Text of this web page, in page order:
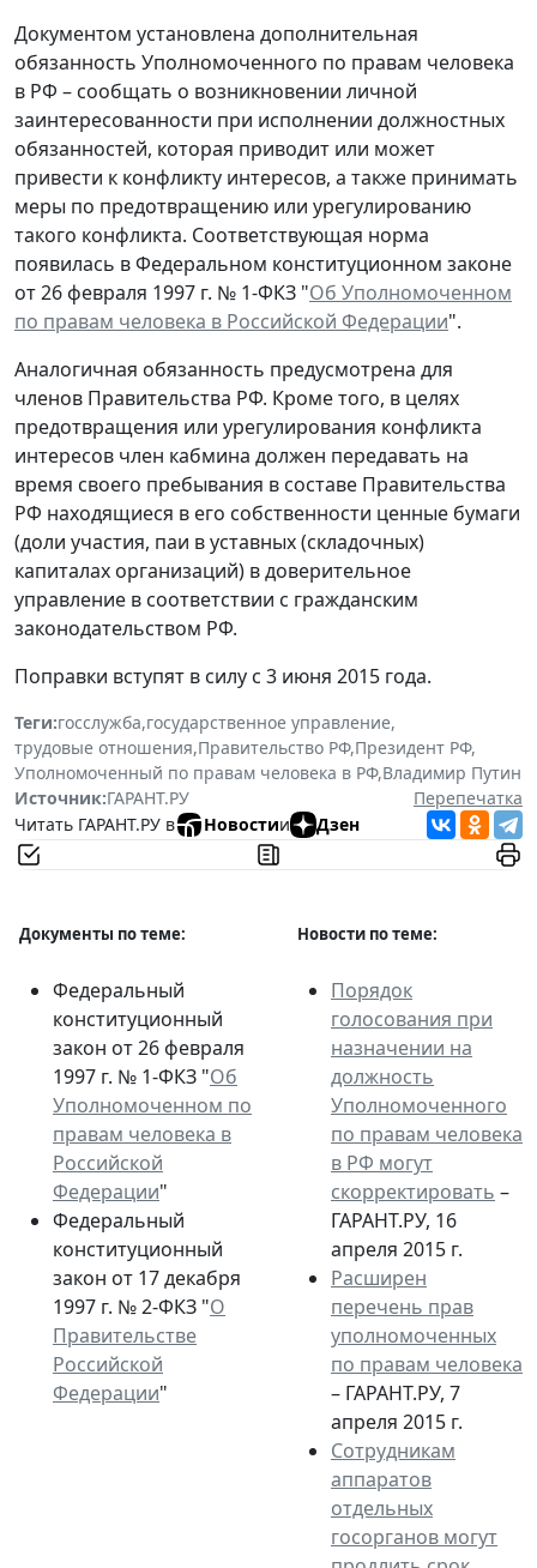
Документом установлена дополнительная
обязанность Уполномоченного по правам человека
в РФ – сообщать о возникновении личной
заинтересованности при исполнении должностных
обязанностей, которая приводит или может
привести к конфликту интересов, а также принимать
меры по предотвращению или урегулированию
такого конфликта. Соответствующая норма
появилась в Федеральном конституционном законе
от 26 февраля 1997 г. № 1-ФКЗ "Об Уполномоченном
по правам человека в Российской Федерации".
Аналогичная обязанность предусмотрена для
членов Правительства РФ. Кроме того, в целях
предотвращения или урегулирования конфликта
интересов член кабмина должен передавать на
время своего пребывания в составе Правительства
РФ находящиеся в его собственности ценные бумаги
(доли участия, паи в уставных (складочных)
капиталах организаций) в доверительное
управление в соответствии с гражданским
законодательством РФ.
Поправки вступят в силу с 3 июня 2015 года.
Теги:госслужба,государственное управление,
трудовые отношения,Правительство РФ,Президент РФ,
Уполномоченный по правам человека в РФ,Владимир Путин
Источник:ГАРАНТ.РУ
Перепечатка
Читать ГАРАНТ.РУ в
Новостии Дзен
Документы по теме: Новости по теме:
Федеральный
конституционный
закон от 26 февраля
1997 г. № 1-ФКЗ "Об
Уполномоченном по
правам человека в
Российской
Федерации"
Федеральный
конституционный
закон от 17 декабря
1997 г. № 2-ФКЗ "О
Правительстве
Российской
Федерации"
Порядок
голосования при
назначении на
должность
Уполномоченного
по правам человека
в РФ могут
скорректировать –
ГАРАНТ.РУ, 16
апреля 2015 г.
Расширен
перечень прав
уполномоченных
по правам человека
– ГАРАНТ.РУ, 7
апреля 2015 г.
Сотрудникам
аппаратов
отдельных
госорганов могут